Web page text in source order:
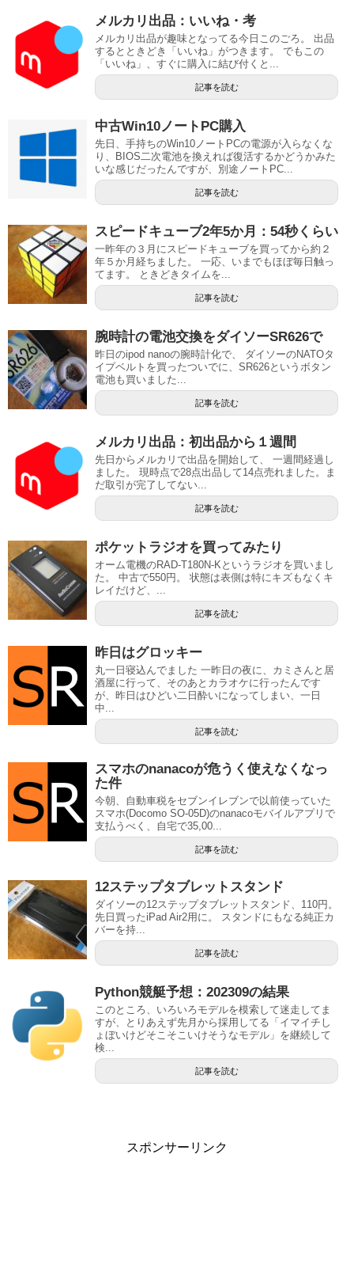
メルカリ出品：いいね・考
メルカリ出品が趣味となってる今日このごろ。 出品
するとときどき「いいね」がつきます。 でもこの
「いいね」、すぐに購入に結び付くと...
記事を読む
中古Win10ノートPC購入
先日、手持ちのWin10ノートPCの電源が入らなくな
り、BIOS二次電池を換えれば復活するかどうかみた
いな感じだったんですが、別途ノートPC...
記事を読む
スピードキューブ2年5か月：54秒くらい
一昨年の３月にスピードキューブを買ってから約２
年５か月経ちました。 一応、いまでもほぼ毎日触っ
てます。 ときどきタイムを...
記事を読む
腕時計の電池交換をダイソーSR626で
昨日のipod nanoの腕時計化で、 ダイソーのNATOタ
イプベルトを買ったついでに、SR626というボタン
電池も買いました...
記事を読む
メルカリ出品：初出品から１週間
先日からメルカリで出品を開始して、 一週間経過し
ました。 現時点で28点出品して14点売れました。ま
だ取引が完了してない...
記事を読む
ポケットラジオを買ってみたり
オーム電機のRAD-T180N-Kというラジオを買いまし
た。 中古で550円。 状態は表側は特にキズもなくキ
レイだけど、...
記事を読む
昨日はグロッキー
丸一日寝込んでました 一昨日の夜に、カミさんと居
酒屋に行って、そのあとカラオケに行ったんです
が、昨日はひどい二日酔いになってしまい、一日
中...
記事を読む
スマホのnanacoが危うく使えなくなっ
た件
今朝、自動車税をセブンイレブンで以前使っていた
スマホ(Docomo SO-05D)のnanacoモバイルアプリで
支払うべく、自宅で35,00...
記事を読む
12ステップタブレットスタンド
ダイソーの12ステップタブレットスタンド、110円。
先日買ったiPad Air2用に。 スタンドにもなる純正カ
バーを持...
記事を読む
Python競艇予想：202309の結果
このところ、いろいろモデルを模索して迷走してま
すが、とりあえず先月から採用してる「イマイチし
ょぼいけどそこそこいけそうなモデル」を継続して
検...
記事を読む
スポンサーリンク